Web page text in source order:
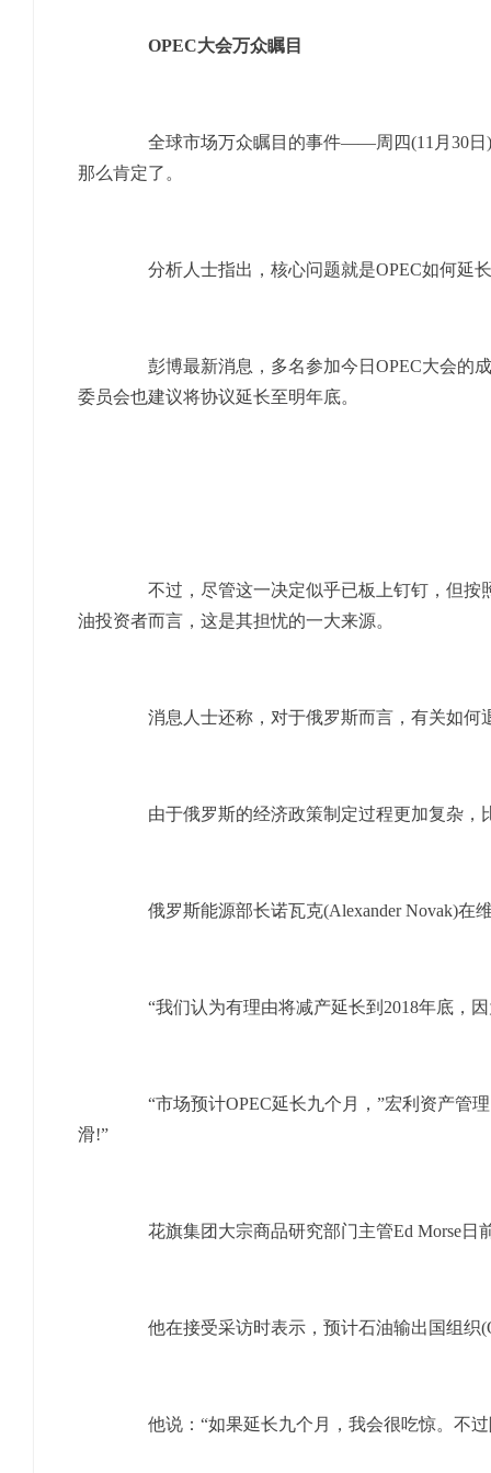
OPEC大会万众瞩目
全球市场万众瞩目的事件——周四(11月30日)
那么肯定了。
分析人士指出，核心问题就是OPEC如何延长
彭博最新消息，多名参加今日OPEC大会的成
委员会也建议将协议延长至明年底。
不过，尽管这一决定似乎已板上钉钉，但按照
油投资者而言，这是其担忧的一大来源。
消息人士还称，对于俄罗斯而言，有关如何
由于俄罗斯的经济政策制定过程更加复杂，
俄罗斯能源部长诺瓦克(Alexander Novak)在
“我们认为有理由将减产延长到2018年底，因
“市场预计OPEC延长九个月，”宏利资产管理
滑!”
花旗集团大宗商品研究部门主管Ed Morse日
他在接受采访时表示，预计石油输出国组织
他说：“如果延长九个月，我会很吃惊。不过